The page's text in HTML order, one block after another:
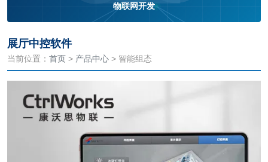
物联网开发
展厅中控软件
当前位置： 首页 > 产品中心 > 智能组态